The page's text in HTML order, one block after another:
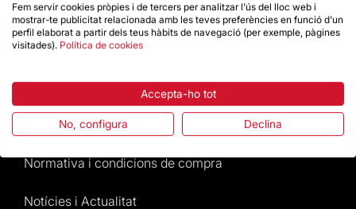
Destacats
La Fundació
Preguntes freqüents
Atenció al Visitant
Normativa i condicions de compra
Notícies i Actualitat
Fem servir cookies pròpies i de tercers per analitzar l'ús del lloc web i
mostrar-te publicitat relacionada amb les teves preferències en funció d'un
perfil elaborat a partir dels teus hàbits de navegació (per exemple, pàgines
visitades). Política de cookies
Accepta-ho tot
No, configura Declina